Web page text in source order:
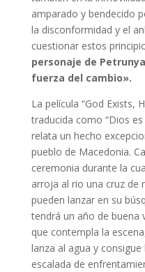
amparado y bendecido
la disconformidad y el
cuestionar estos
personaje de
fuerza del cambio».
La película “God Exists,
traducida como “Dios
relata un hecho
pueblo de Macedonia.
ceremonia durante la
arroja al rio una cruz de
pueden lanzar en su
tendrá un año de buena
que contempla la
lanza al agua y
escalada de